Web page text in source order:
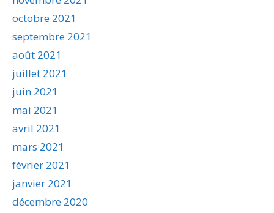
octobre 2021
septembre 2021
août 2021
juillet 2021
juin 2021
mai 2021
avril 2021
mars 2021
février 2021
janvier 2021
décembre 2020